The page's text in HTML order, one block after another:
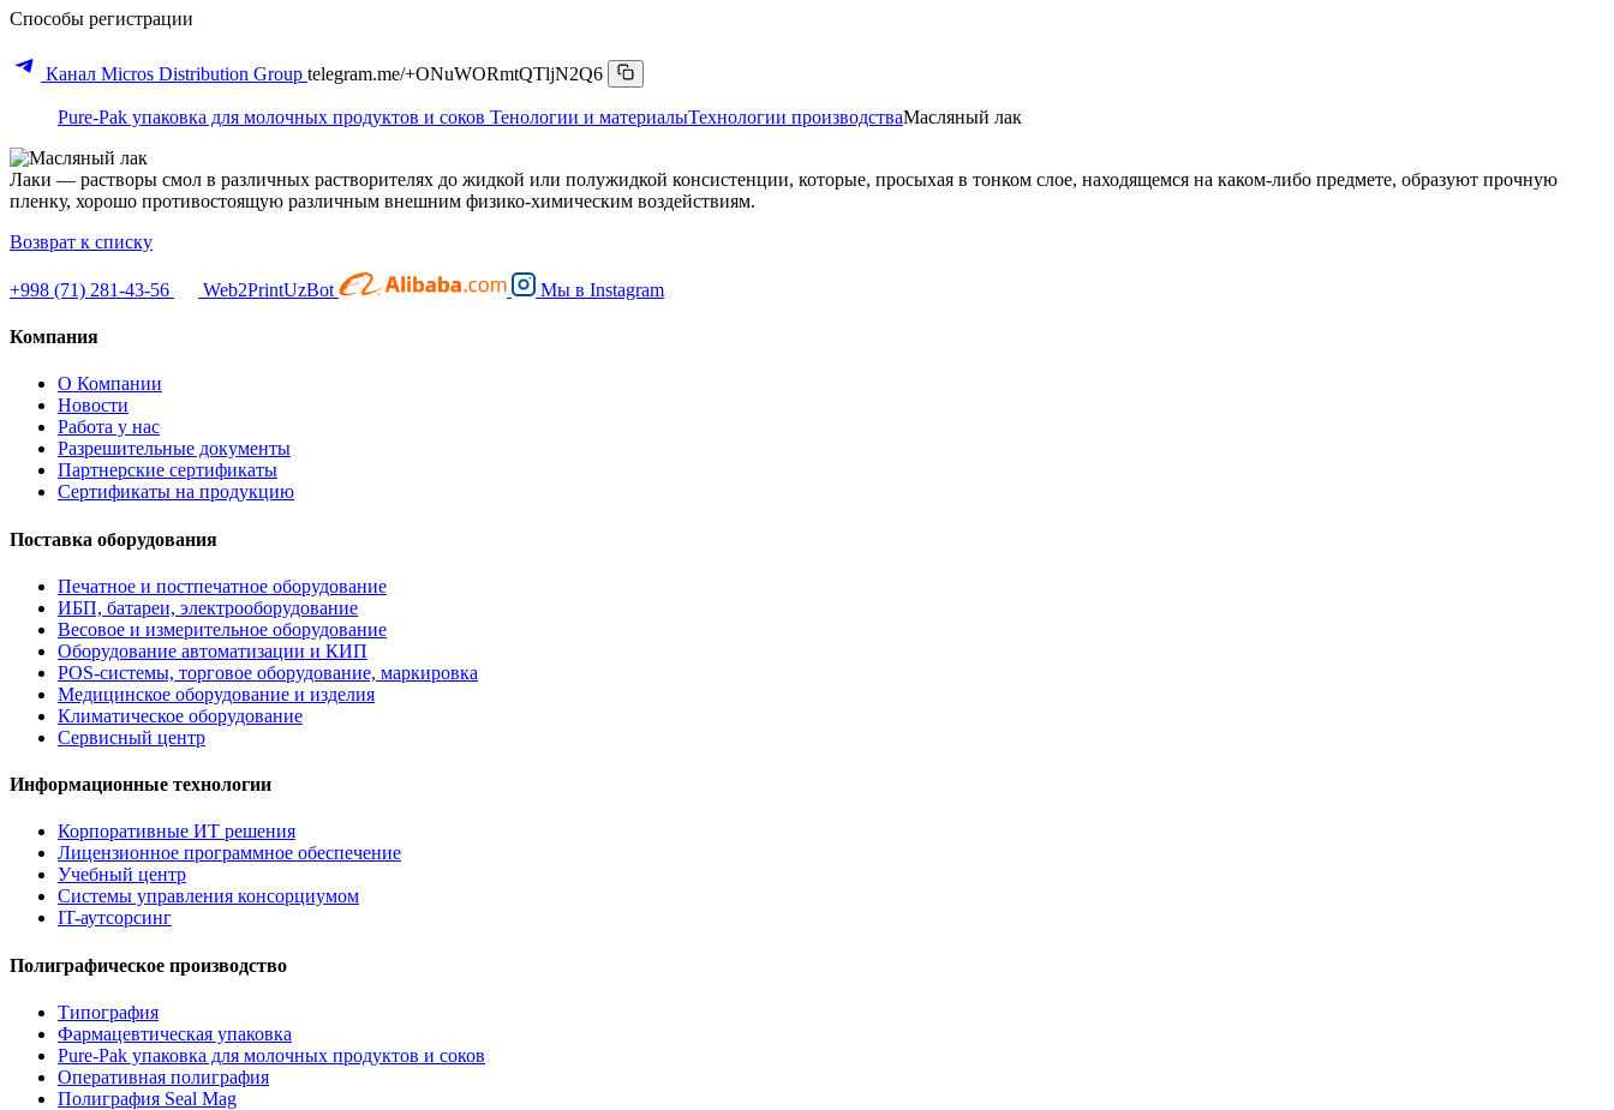
Способы регистрации
Канал Micros Distribution Group telegram.me/+ONuWORmtQTljN2Q6
Pure-Pak упаковка для молочных продуктов и соков Тенологии и материалыТехнологии производстваМасляный лак
Лаки — растворы смол в различных растворителях до жидкой или полужидкой консистенции, которые, просыхая в тонком слое, находящемся на каком-либо предмете, образуют прочную
пленку, хорошо противостоящую различным внешним физико-химическим воздействиям.
Возврат к списку
+998 (71) 281-43-56 Web2PrintUzBot Мы в Instagram
Компания
О Компании
Новости
Работа у нас
Разрешительные документы
Партнерские сертификаты
Сертификаты на продукцию
Поставка оборудования
Печатное и постпечатное оборудование
ИБП, батареи, электрооборудование
Весовое и измерительное оборудование
Оборудование автоматизации и КИП
POS-системы, торговое оборудование, маркировка
Медицинское оборудование и изделия
Климатическое оборудование
Сервисный центр
Информационные технологии
Корпоративные ИТ решения
Лицензионное программное обеспечение
Учебный центр
Системы управления консорциумом
IT-аутсорсинг
Полиграфическое производство
Типография
Фармацевтическая упаковка
Pure-Pak упаковка для молочных продуктов и соков
Оперативная полиграфия
Полиграфия Seal Mag